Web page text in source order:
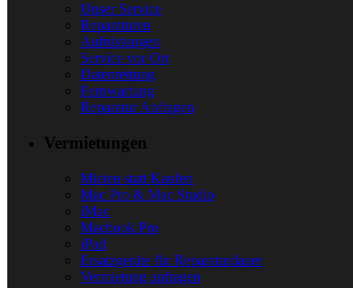
Unser Service
Reparaturen
Aufrüstungen
Service vor Ort
Datenrettung
Fernwartung
Reparatur Anfragen
Vermietungen
Mieten statt Kaufen
Mac Pro & Mac Studio
iMac
Macbook Pro
iPad
Ersatzgeräte für Reparaturdauer
Vermietung anfragen